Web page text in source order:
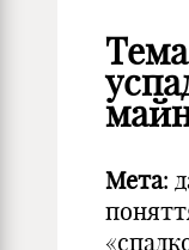
Мета: